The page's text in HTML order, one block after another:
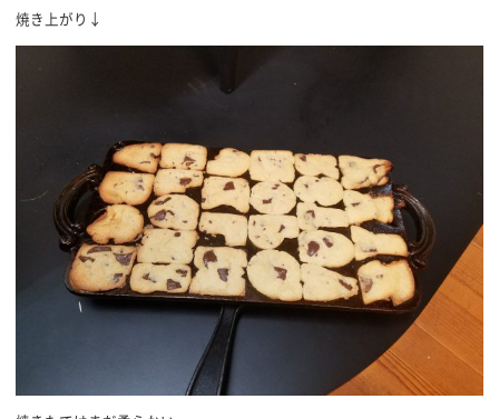
焼き上がり↓